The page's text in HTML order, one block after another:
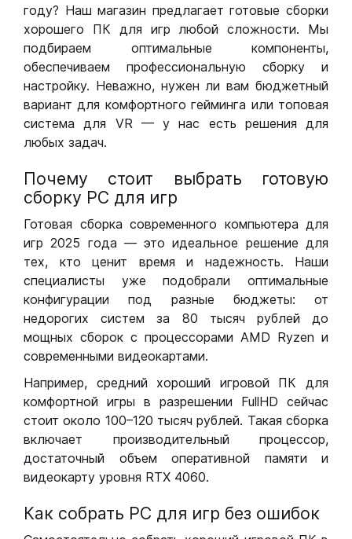
году? Наш магазин предлагает готовые сборки
хорошего ПК для игр любой сложности. Мы
подбираем оптимальные компоненты,
обеспечиваем профессиональную сборку и
настройку. Неважно, нужен ли вам бюджетный
вариант для комфортного гейминга или топовая
система для VR — у нас есть решения для
любых задач.
Почему стоит выбрать готовую
сборку РС для игр
Готовая сборка современного компьютера для
игр 2025 года — это идеальное решение для
тех, кто ценит время и надежность. Наши
специалисты уже подобрали оптимальные
конфигурации под разные бюджеты: от
недорогих систем за 80 тысяч рублей до
мощных сборок с процессорами AMD Ryzen и
современными видеокартами.
Например, средний хороший игровой ПК для
комфортной игры в разрешении FullHD сейчас
стоит около 100–120 тысяч рублей. Такая сборка
включает производительный процессор,
достаточный объем оперативной памяти и
видеокарту уровня RTX 4060.
Как собрать РС для игр без ошибок